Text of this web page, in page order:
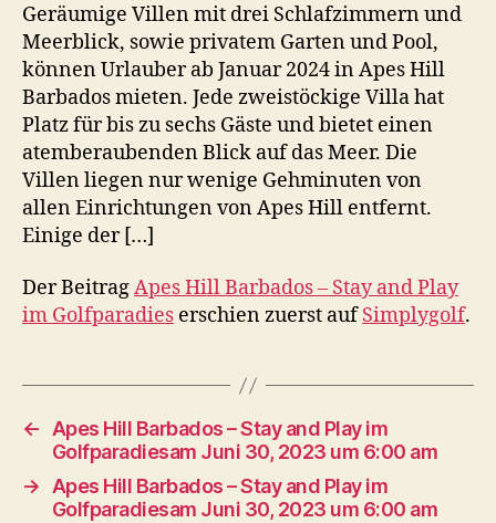
Geräumige Villen mit drei Schlafzimmern und
Meerblick, sowie privatem Garten und Pool,
können Urlauber ab Januar 2024 in Apes Hill
Barbados mieten. Jede zweistöckige Villa hat
Platz für bis zu sechs Gäste und bietet einen
atemberaubenden Blick auf das Meer. Die
Villen liegen nur wenige Gehminuten von
allen Einrichtungen von Apes Hill entfernt.
Einige der […]
Der BeitragApes Hill Barbados – Stay and Play
im Golfparadies erschien zuerst aufSimplygolf.
←
Apes Hill Barbados – Stay and Play im
Golfparadiesam Juni 30, 2023 um 6:00 am
→
Apes Hill Barbados – Stay and Play im
Golfparadiesam Juni 30, 2023 um 6:00 am